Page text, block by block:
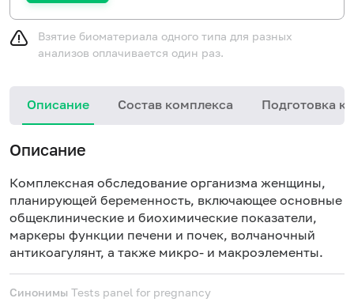
Взятие биоматериала одного типа для разных
анализов оплачивается один раз.
Описание Состав комплекса Подготовка к
Описание
Комплексная обследование организма женщины,
планирующей беременность, включающее основные
общеклинические и биохимические показатели,
маркеры функции печени и почек, волчаночный
антикоагулянт, а также микро- и макроэлементы.
Синонимы Tests panel for pregnancy